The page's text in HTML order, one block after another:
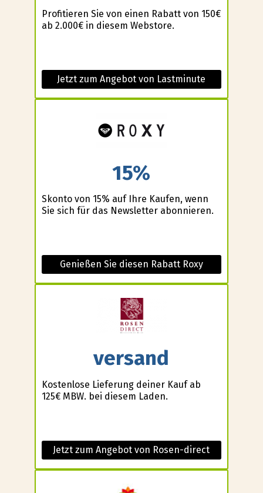
Profitieren Sie von einen Rabatt von 150€
ab 2.000€ in diesem Webstore.
Jetzt zum Angebot von Lastminute
15%
Skonto von 15% auf Ihre Kaufen, wenn
Sie sich für das Newsletter abonnieren.
Genießen Sie diesen Rabatt Roxy
versand
Kostenlose Lieferung deiner Kauf ab
125€ MBW. bei diesem Laden.
Jetzt zum Angebot von Rosen-direct